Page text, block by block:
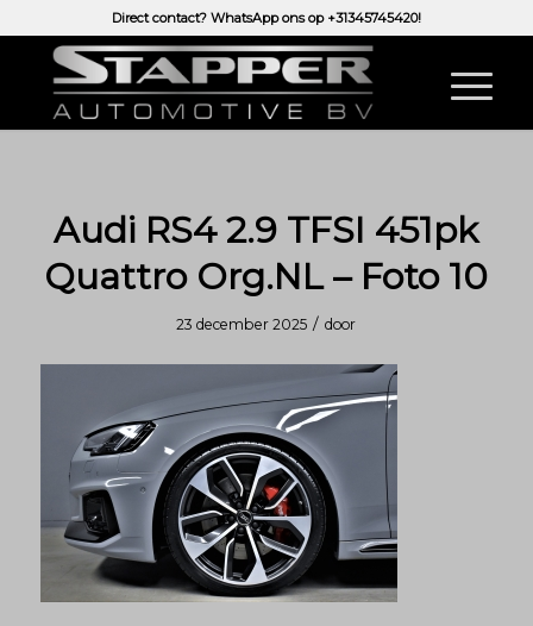
Direct contact? WhatsApp ons op +31345745420!
Audi RS4 2.9 TFSI 451pk
Quattro Org.NL – Foto 10
23 december 2025 / door